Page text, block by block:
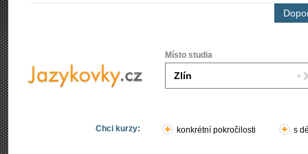
Místo studia
Chci kurzy: konkrétní pokročilosti s